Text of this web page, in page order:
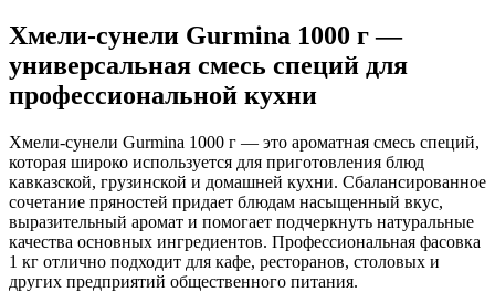
Хмели-сунели Gurmina 1000 г —
универсальная смесь специй для
профессиональной кухни
Хмели-сунели Gurmina 1000 г — это ароматная смесь специй,
которая широко используется для приготовления блюд
кавказской, грузинской и домашней кухни. Сбалансированное
сочетание пряностей придает блюдам насыщенный вкус,
выразительный аромат и помогает подчеркнуть натуральные
качества основных ингредиентов. Профессиональная фасовка
1 кг отлично подходит для кафе, ресторанов, столовых и
других предприятий общественного питания.